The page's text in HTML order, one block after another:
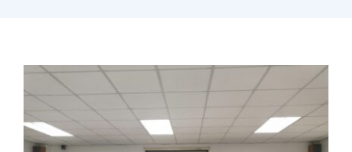
สาระน่ารู้
ร่วมงานกับเรา